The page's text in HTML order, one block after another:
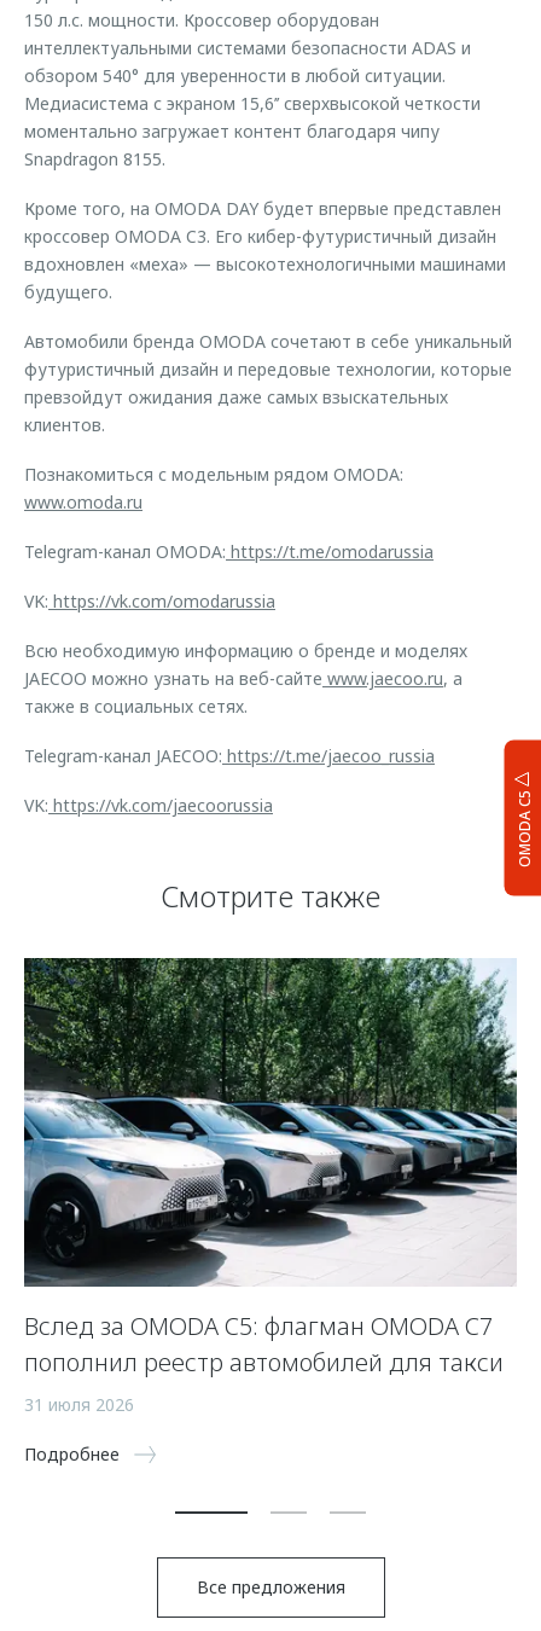
OMODA C5
150 л.с. мощности. Кроссовер оборудован
интеллектуальными системами безопасности ADAS и
обзором 540° для уверенности в любой ситуации.
Медиасистема с экраном 15,6’’ сверхвысокой четкости
моментально загружает контент благодаря чипу
Snapdragon 8155.
Кроме того, на OMODA DAY будет впервые представлен
кроссовер OMODA C3. Его кибер-футуристичный дизайн
вдохновлен «меха» — высокотехнологичными машинами
будущего.
Автомобили бренда OMODA сочетают в себе уникальный
футуристичный дизайн и передовые технологии, которые
превзойдут ожидания даже самых взыскательных
клиентов.
Познакомиться с модельным рядом OMODA:
www.omoda.ru
Telegram-канал OMODA: https://t.me/omodarussia
VK: https://vk.com/omodarussia
Всю необходимую информацию о бренде и моделях
JAECOO можно узнать на веб-сайте www.jaecoo.ru, а
также в социальных сетях.
Telegram-канал JAECOO: https://t.me/jaecoo_russia
VK: https://vk.com/jaecoorussia
Смотрите также
Вслед за OMODA C5: флагман OMODA C7
пополнил реестр автомобилей для такси
31 июля 2026
Подробнее
Все предложения